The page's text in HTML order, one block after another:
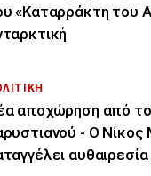
«Καταρράκτη του
αποχώρηση από
- Ο